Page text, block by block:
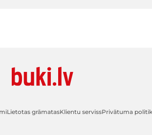
Lietotas grāmatasKlientu servissPrivātuma